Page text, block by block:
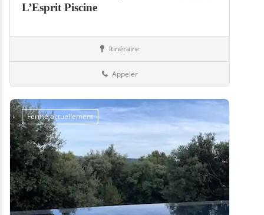
L’Esprit Piscine
Itinéraire
Appeler
Fermé actuellement